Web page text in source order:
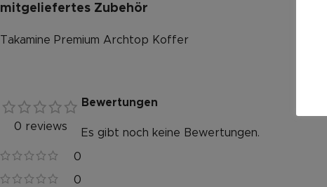
mitgeliefertes Zubehör
Takamine Premium Archtop Koffer
0 reviews
0
0
Bewertungen
Es gibt noch keine Bewertungen.